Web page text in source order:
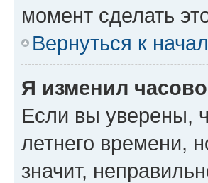
момент сделать
Вернуться к
Я изменил
Если вы уверены,
летнего времени,
значит,